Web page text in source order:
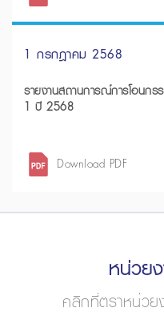
1 กรกฎาคม 2568
รายงานสถานการณ์การโอนก
1 ปี 2568
Download PDF
หน่วย
คลิกที่ตราหน่วย